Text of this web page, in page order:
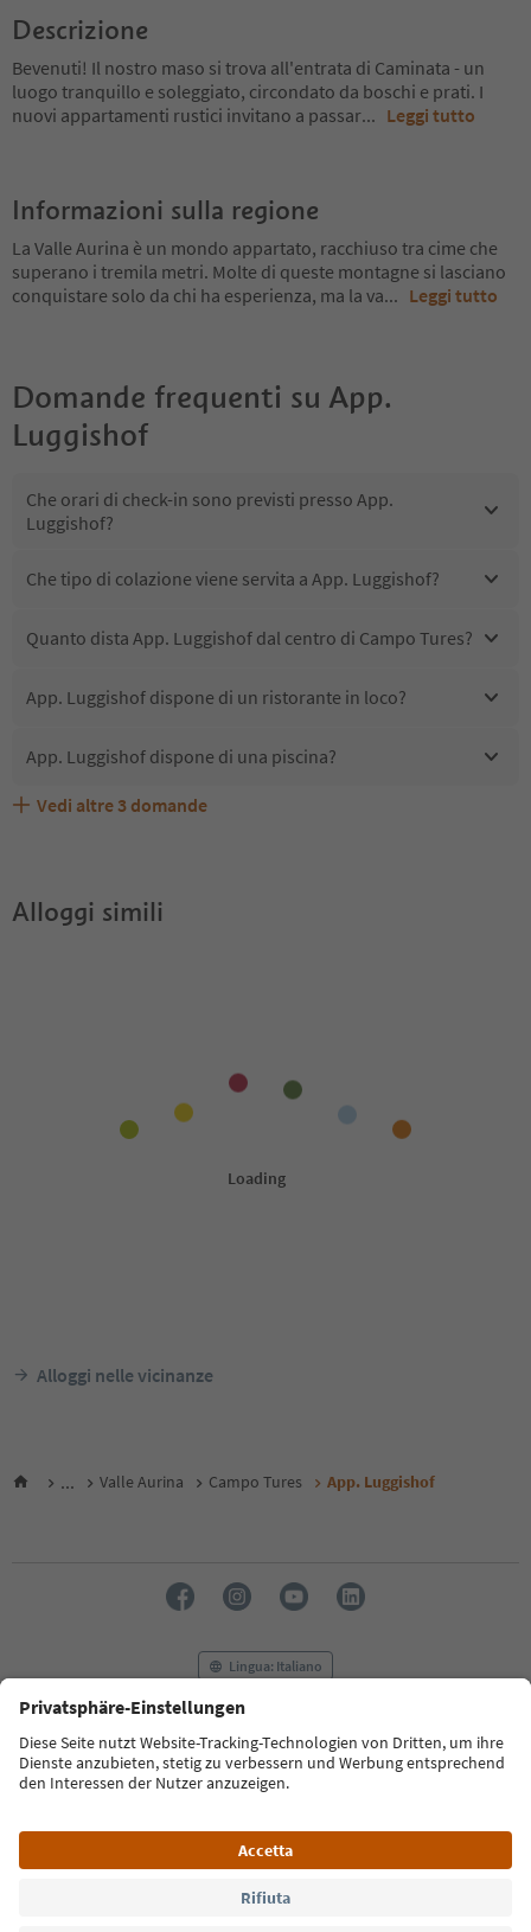
Descrizione
Bevenuti! Il nostro maso si trova all'entrata di Caminata - un
luogo tranquillo e soleggiato, circondato da boschi e prati. I
nuovi appartamenti rustici invitano a passar... Leggi tutto
Informazioni sulla regione
La Valle Aurina è un mondo appartato, racchiuso tra cime che
superano i tremila metri. Molte di queste montagne si lasciano
conquistare solo da chi ha esperienza, ma la va... Leggi tutto
Domande frequenti su App.
Luggishof
Che orari di check-in sono previsti presso App.
Luggishof?
Che tipo di colazione viene servita a App. Luggishof?
Quanto dista App. Luggishof dal centro di Campo Tures?
App. Luggishof dispone di un ristorante in loco?
App. Luggishof dispone di una piscina?
App. Luggishof accetta animali domestici?
Quali servizi/attività sono disponibili presso App.
Gli ospiti di App. Luggishof ricevono l'Alto Adige Guest
Vedi altre 3 domande
Alloggi simili
Alloggi nelle vicinanze
... Valle Aurina Campo Tures App. Luggishof
Lingua: Italiano
FAQ Contatti Press MICE
Privacy Policy
Termini e condizioni
Crediti
Cookie Policy
Alto Adige B2B